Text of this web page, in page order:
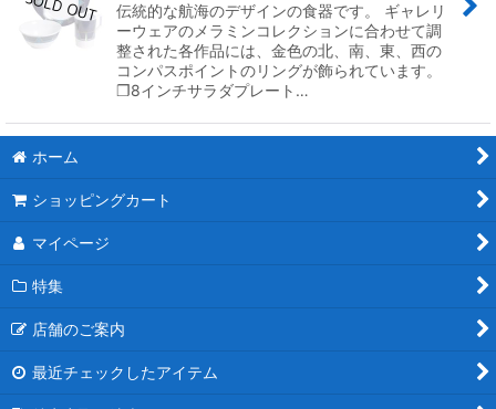
伝統的な航海のデザインの食器です。 ギャレリ
ーウェアのメラミンコレクションに合わせて調
整された各作品には、金色の北、南、東、西の
コンパスポイントのリングが飾られています。
❐8インチサラダプレート…
ホーム
ショッピングカート
マイページ
特集
店舗のご案内
最近チェックしたアイテム